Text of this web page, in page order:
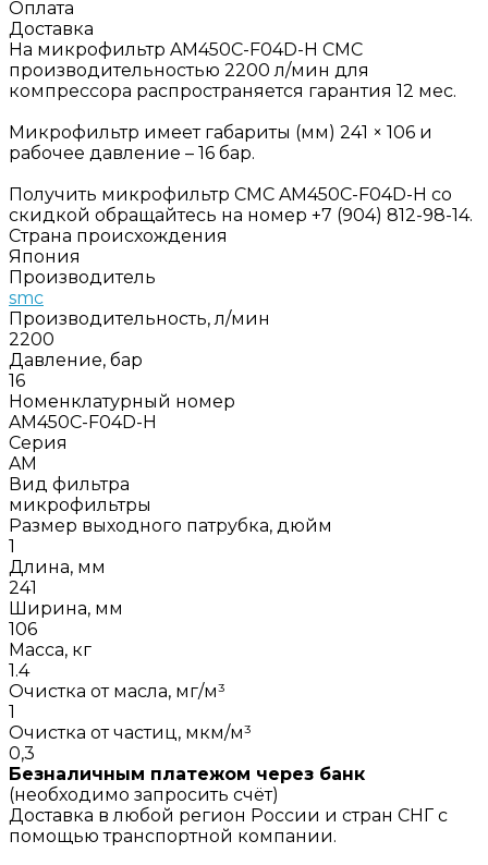
Оплата
Доставка
На микрофильтр AM450C-F04D-H СМС
производительностью 2200 л/мин для
компрессора распространяется гарантия 12 мес.
Микрофильтр имеет габариты (мм) 241 × 106 и
рабочее давление – 16 бар.
Получить микрофильтр СМС AM450C-F04D-H со
скидкой обращайтесь на номер +7 (904) 812-98-14.
Страна происхождения
Япония
Производитель
smc
Производительность, л/мин
2200
Давление, бар
16
Номенклатурный номер
AM450C-F04D-H
Серия
AM
Вид фильтра
микрофильтры
Размер выходного патрубка, дюйм
1
Длина, мм
241
Ширина, мм
106
Масса, кг
1.4
Очистка от масла, мг/м³
1
Очистка от частиц, мкм/м³
0,3
Безналичным платежом через банк
(необходимо запросить счёт)
Доставка в любой регион России и стран СНГ с
помощью транспортной компании.